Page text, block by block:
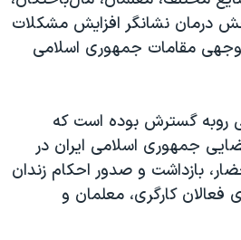
1080p
درمان نشانگر افزایش مشکلات
مقامات جمهوری اسلامی
روبه گسترش بوده است که
جمهوری اسلامی ایران در
بازداشت و صدور احکام زندان
فعالان کارگری، معلمان و